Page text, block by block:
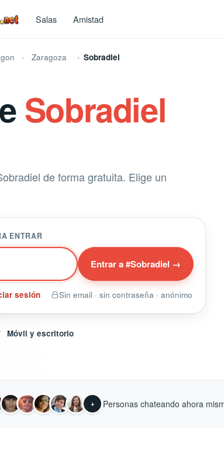
Salas Amistad
Zaragoza Sobradiel
Sobradiel
de forma gratuita. Elige un
ENTRAR
Entrar a #Sobradiel →
sesión Sin email · sin contraseña · anónimo
Móvil y escritorio
+ Personas chateando ahora